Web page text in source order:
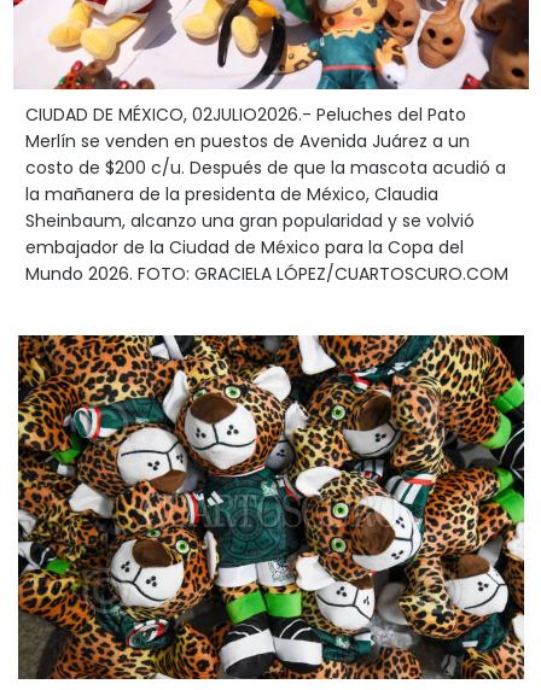
CIUDAD DE MÉXICO, 02JULIO2026.- Peluches del Pato
Merlín se venden en puestos de Avenida Juárez a un
costo de $200 c/u. Después de que la mascota acudió a
la mañanera de la presidenta de México, Claudia
Sheinbaum, alcanzo una gran popularidad y se volvió
embajador de la Ciudad de México para la Copa del
Mundo 2026. FOTO: GRACIELA LÓPEZ/CUARTOSCURO.COM